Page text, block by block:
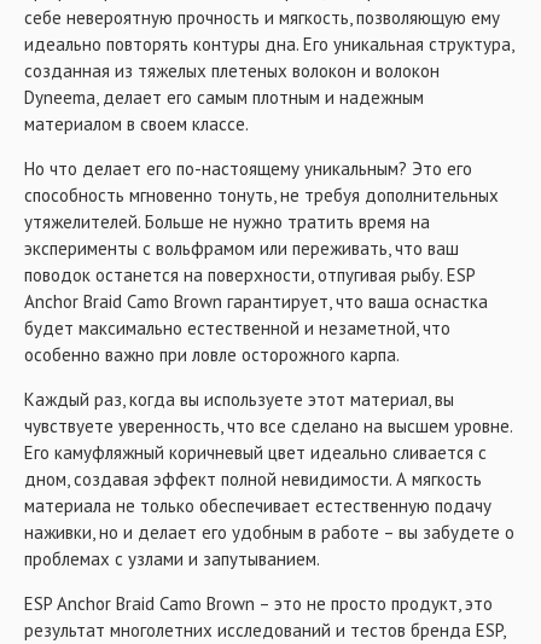
себе невероятную прочность и мягкость, позволяющую ему
идеально повторять контуры дна. Его уникальная структура,
созданная из тяжелых плетеных волокон и волокон
Dyneema, делает его самым плотным и надежным
материалом в своем классе.
Но что делает его по-настоящему уникальным? Это его
способность мгновенно тонуть, не требуя дополнительных
утяжелителей. Больше не нужно тратить время на
эксперименты с вольфрамом или переживать, что ваш
поводок останется на поверхности, отпугивая рыбу. ESP
Anchor Braid Camo Brown гарантирует, что ваша оснастка
будет максимально естественной и незаметной, что
особенно важно при ловле осторожного карпа.
Каждый раз, когда вы используете этот материал, вы
чувствуете уверенность, что все сделано на высшем уровне.
Его камуфляжный коричневый цвет идеально сливается с
дном, создавая эффект полной невидимости. А мягкость
материала не только обеспечивает естественную подачу
наживки, но и делает его удобным в работе – вы забудете о
проблемах с узлами и запутыванием.
ESP Anchor Braid Camo Brown – это не просто продукт, это
результат многолетних исследований и тестов бренда ESP,